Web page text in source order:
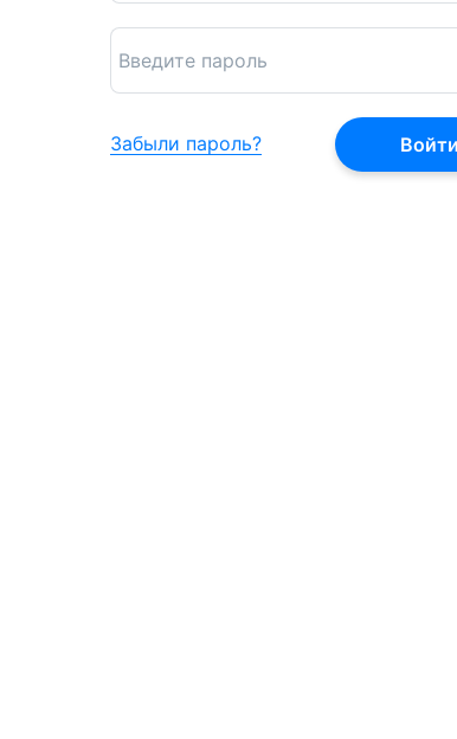
Забыли пароль?